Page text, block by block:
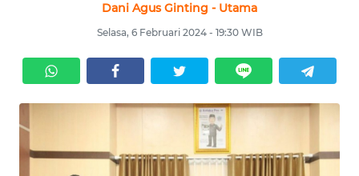
Dani Agus Ginting - Utama
Selasa, 6 Februari 2024 - 19:30 WIB
SERBI
OPINI